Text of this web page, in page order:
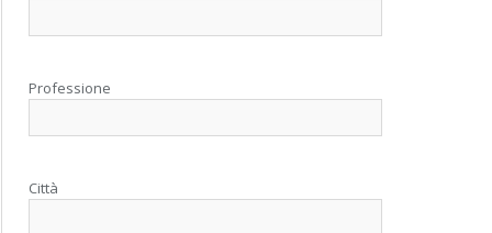
Professione
Città